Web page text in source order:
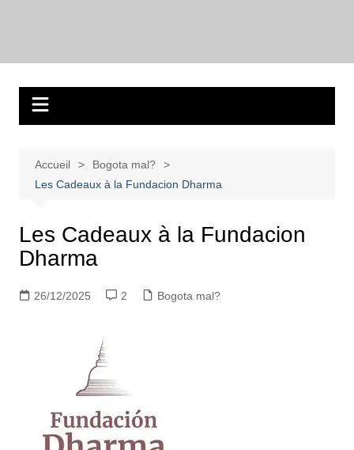
Accueil
Bogota mal?
Les Cadeaux à la Fundacion Dharma
Les Cadeaux à la Fundacion
Dharma
26/12/2025 2 Bogota mal?